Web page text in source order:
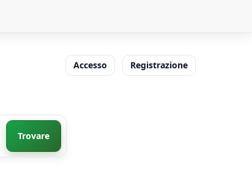
Accesso Registrazione
Trovare